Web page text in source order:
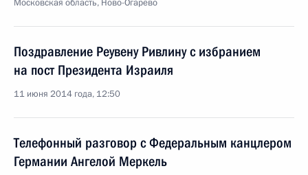
Московская область, Ново-Огарёво
Поздравление Реувену Ривлину с избранием
на пост Президента Израиля
11 июня 2014 года, 12:50
Телефонный разговор с Федеральным канцлером
Германии Ангелой Меркель